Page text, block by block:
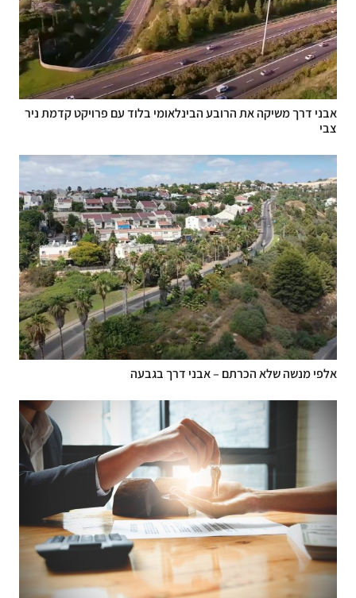
אבני דרך משיקה את הרובע הבינלאומי בלוד עם פרויקט קדמת ניר
צבי
אלפי מנשה שלא הכרתם – אבני דרך בגבעה